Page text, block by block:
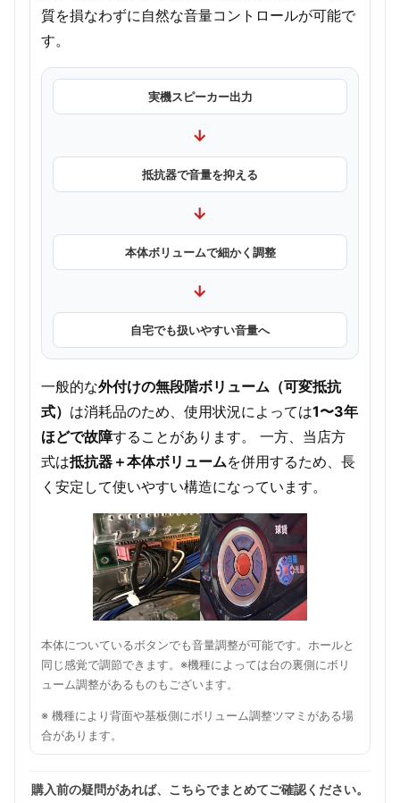
質を損なわずに自然な音量コントロールが可能で
す。
実機スピーカー出力
→
抵抗器で音量を抑える
→
本体ボリュームで細かく調整
→
自宅でも扱いやすい音量へ
一般的な外付けの無段階ボリューム（可変抵抗
式） は消耗品のため、使用状況によっては1〜3年
ほどで故障することがあります。 一方、当店方
式は抵抗器＋本体ボリュームを併用するため、長
く安定して使いやすい構造になっています。
本体についているボタンでも音量調整が可能です。ホールと
同じ感覚で調節できます。※機種によっては台の裏側にボリ
ューム調整があるものもございます。
※ 機種により背面や基板側にボリューム調整ツマミがある場
合があります。
購入前の疑問があれば、こちらでまとめてご確認ください。